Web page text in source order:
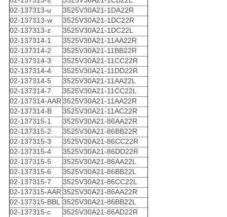
02-137313-u
3525V30A21-1DA22R
02-137313-w
3525V30A21-1DC22R
02-137313-z
3525V30A21-1DC22L
02-137314-1
3525V30A21-11AA22R
02-137314-2
3525V30A21-11BB22R
02-137314-3
3525V30A21-11CC22R
02-137314-4
3525V30A21-11DD22R
02-137314-5
3525V30A21-11AA22L
02-137314-7
3525V30A21-11CC22L
02-137314-AAR 3525V30A21-11AA22R
02-137314-B
3525V30A21-11AC22R
02-137315-1
3525V30A21-86AA22R
02-137315-2
3525V30A21-86BB22R
02-137315-3
3525V30A21-86CC22R
02-137315-4
3525V30A21-86DD22R
02-137315-5
3525V30A21-86AA22L
02-137315-6
3525V30A21-86BB22L
02-137315-7
3525V30A21-86CC22L
02-137315-AAR 3525V30A21-86AA22R
02-137315-BBL
3525V30A21-86BB22L
02-137315-c
3525V30A21-86AD22R